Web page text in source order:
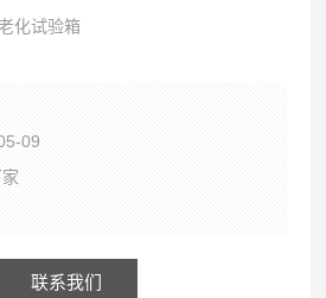
化试验箱
～1000pphm或高浓度10～500ppm
09
联系我们